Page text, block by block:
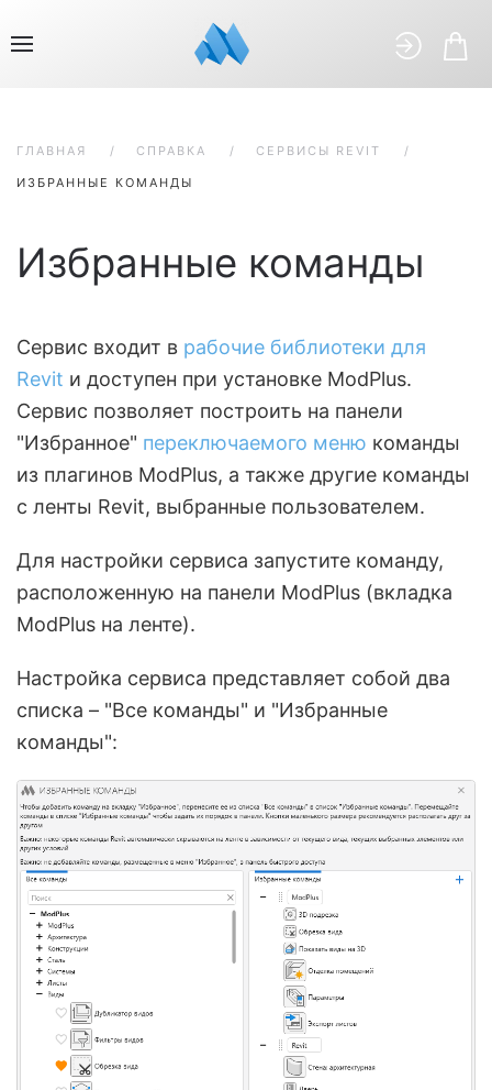
ГЛАВНАЯ СПРАВКА СЕРВИСЫ REVIT
ИЗБРАННЫЕ КОМАНДЫ
Избранные команды
Сервис входит в рабочие библиотеки для
Revit и доступен при установке ModPlus.
Сервис позволяет построить на панели
"Избранное" переключаемого меню команды
из плагинов ModPlus, а также другие команды
с ленты Revit, выбранные пользователем.
Для настройки сервиса запустите команду,
расположенную на панели ModPlus (вкладка
ModPlus на ленте).
Настройка сервиса представляет собой два
списка – "Все команды" и "Избранные
команды":